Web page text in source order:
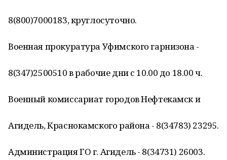
8(800)7000183, круглосуточно.
Военная прокуратура Уфимского гарнизона -
8(347)2500510 в рабочие дни с 10.00 до 18.00 ч.
Военный комиссариат городов Нефтекамск и
Агидель, Краснокамского района - 8(34783) 23295.
Администрация ГО г. Агидель - 8(34731) 26003.